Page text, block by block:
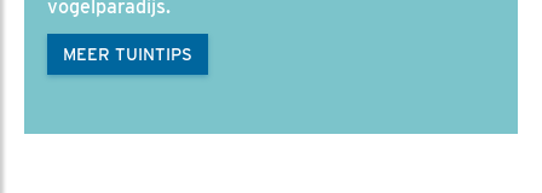
vogelparadijs.
MEER TUINTIPS